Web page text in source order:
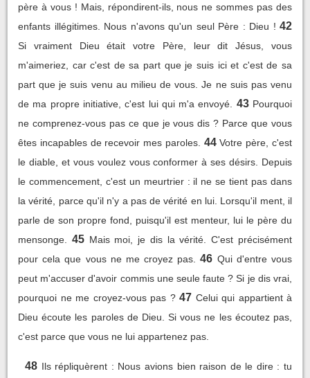
père à vous ! Mais, répondirent-ils, nous ne sommes pas des
enfants illégitimes. Nous n'avons qu'un seul Père : Dieu ! 42
Si vraiment Dieu était votre Père, leur dit Jésus, vous
m'aimeriez, car c'est de sa part que je suis ici et c'est de sa
part que je suis venu au milieu de vous. Je ne suis pas venu
de ma propre initiative, c'est lui qui m'a envoyé.
43 Pourquoi
ne comprenez-vous pas ce que je vous dis ? Parce que vous
êtes incapables de recevoir mes paroles. 44 Votre père, c'est
le diable, et vous voulez vous conformer à ses désirs. Depuis
le commencement, c'est un meurtrier : il ne se tient pas dans
la vérité, parce qu'il n'y a pas de vérité en lui. Lorsqu'il ment, il
parle de son propre fond, puisqu'il est menteur, lui le père du
mensonge.
45 Mais moi, je dis la vérité. C'est précisément
pour cela que vous ne me croyez pas.
46 Qui d'entre vous
peut m'accuser d'avoir commis une seule faute ? Si je dis vrai,
pourquoi ne me croyez-vous pas ? 47 Celui qui appartient à
Dieu écoute les paroles de Dieu. Si vous ne les écoutez pas,
c'est parce que vous ne lui appartenez pas.
48 Ils répliquèrent : Nous avions bien raison de le dire : tu